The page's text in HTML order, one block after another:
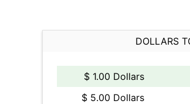
DOLLARS
$ 1.00 Dollars
$ 5.00 Dollars